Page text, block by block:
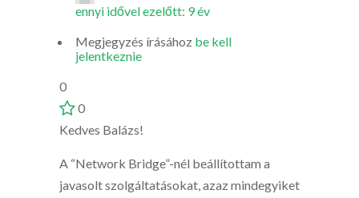
ennyi idővel ezelőtt: 9 év
Megjegyzés írásához be kell
jelentkeznie
0
0
Kedves Balázs!
A “Network Bridge”-nél beállítottam a
javasolt szolgáltatásokat, azaz mindegyiket